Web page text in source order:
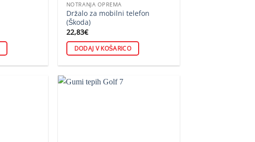
NOTRANJA OPREMA
Držalo za mobilni telefon
(Škoda)
22,83€
DODAJ V KOŠARICO